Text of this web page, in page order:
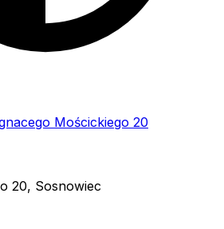
Mościckiego 20
20, Sosnowiec